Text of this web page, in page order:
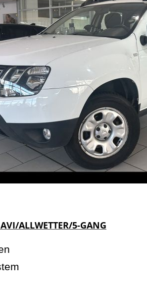
ALLWETTER/5-GANG